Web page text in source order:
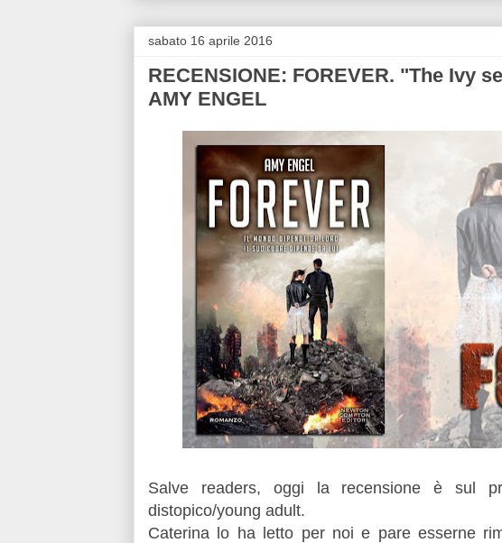
sabato 16 aprile 2016
RECENSIONE: FOREVER. "The Ivy
AMY ENGEL
Salve readers, oggi la recensione è sul
distopico/young adult.
Caterina lo ha letto per noi e pare esserne